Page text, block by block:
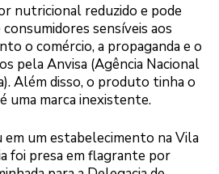
nutricional reduzido e pode
sensíveis aos
o comércio, a propaganda e o
pela Anvisa (Agência Nacional
Além disso, o produto tinha o
uma marca inexistente.
um estabelecimento na Vila
foi presa em flagrante por